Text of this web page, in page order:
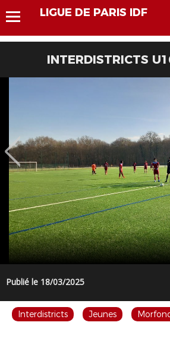
LIGUE DE PARIS IDF
INTERDISTRICTS
Publié le 18/03/2025
Interdistricts Jeunes